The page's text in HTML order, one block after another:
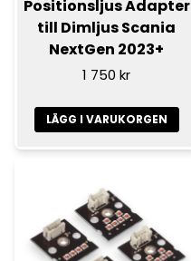
Positionsljus Adapter
till Dimljus Scania
NextGen 2023+
1 750 kr
LÄGG I VARUKORGEN